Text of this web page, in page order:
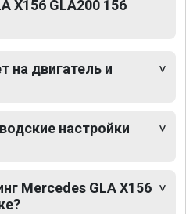
X156 GLA200 156
на двигатель и
настройки
Mercedes GLA X156